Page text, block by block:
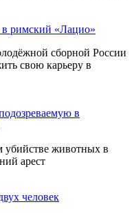
римский «Лацио»
сборной России
свою карьеру в
в
убийстве животных в
арест
человек